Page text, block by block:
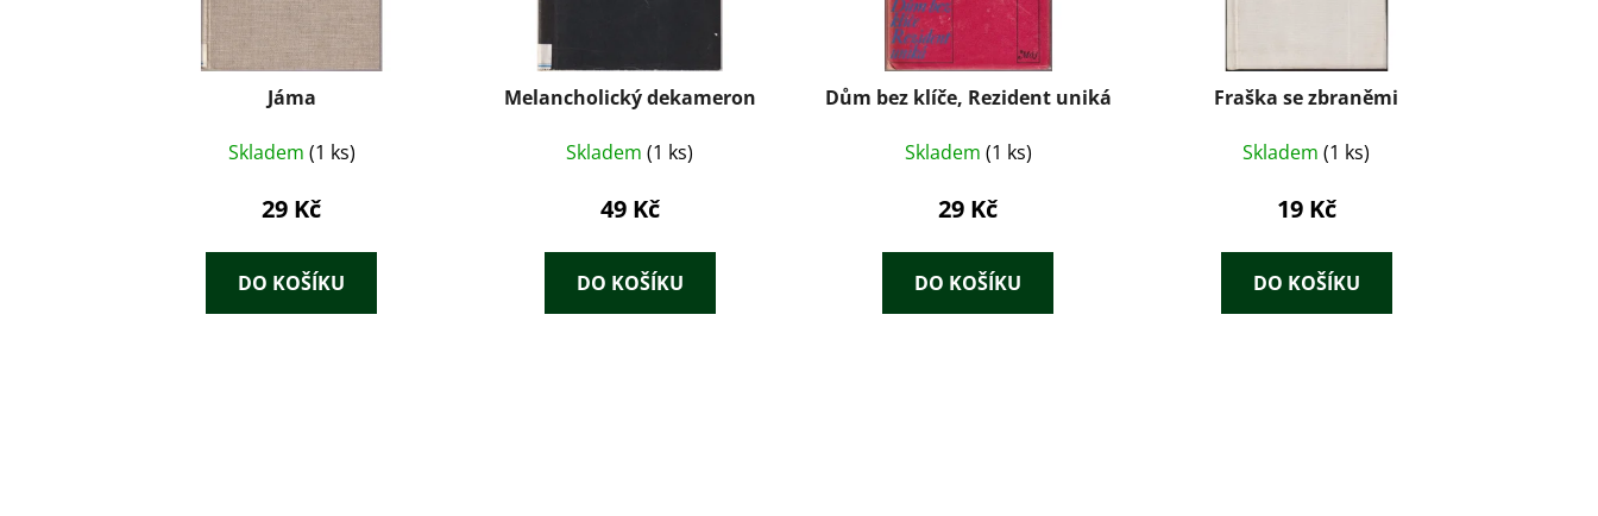
Jáma
Skladem (1 ks)
29 Kč
DO KOŠÍKU
Melancholický dekameron
Skladem(1 ks)
49 Kč
DO KOŠÍKU
Dům bez klíče, Rezident uniká
Skladem (1 ks)
29 Kč
DO KOŠÍKU
Fraška se zbraněmi
Skladem(1 ks)
19 Kč
DO KOŠÍKU